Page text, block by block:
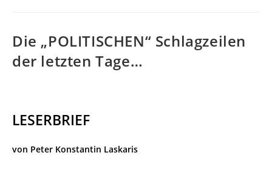
Die „POLITISCHEN“ Schlagzeilen
der letzten Tage…
LESERBRIEF
von Peter Konstantin Laskaris